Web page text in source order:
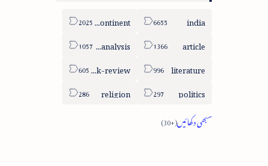
india
sub-continent
article
column-analysis
literature
book-review
politics
religion